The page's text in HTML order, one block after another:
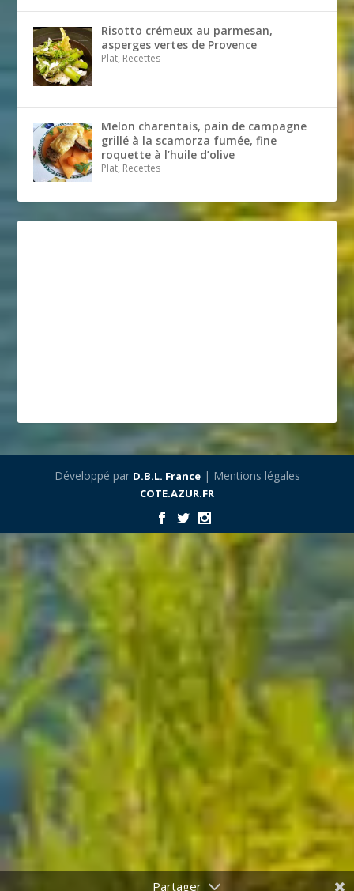
Risotto crémeux au parmesan,
asperges vertes de Provence
Plat, Recettes
Melon charentais, pain de campagne
grillé à la scamorza fumée, fine
roquette à l’huile d’olive
Plat, Recettes
Développé par D.B.L. France| Mentions légales
COTE.AZUR.FR